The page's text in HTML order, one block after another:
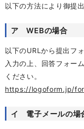
以下の方法により御提
ア WEBの場合
以下のURLから提出フ
入力の上、回答フォー
ください。
https://logoform.jp/
イ 電子メールの場